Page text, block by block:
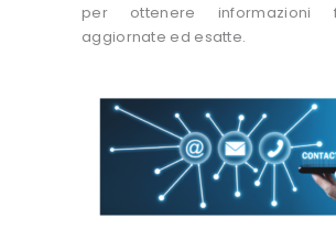
per ottenere informazioni
aggiornate ed esatte.